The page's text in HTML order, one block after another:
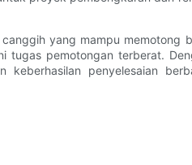
yang mampu
tugas pemotongan terberat.
keberhasilan penyelesaian